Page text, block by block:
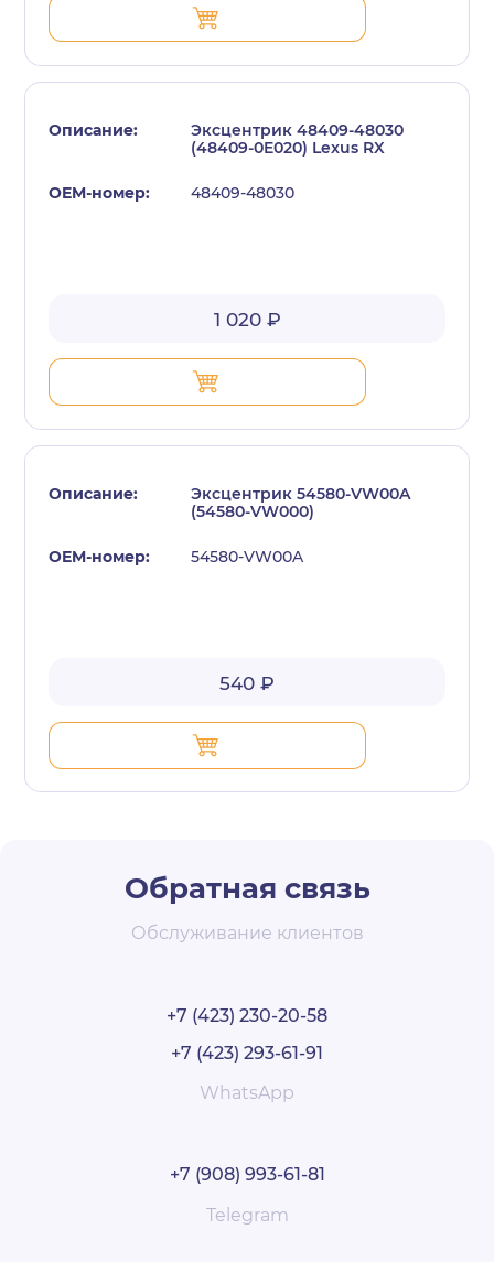
Эксцентрик 48409-48030
(48409-0E020) Lexus RX
48409-48030
1 020 ₽
Эксцентрик 54580-VW00A
(54580-VW000)
54580-VW00A
540 ₽
Обратная связь
Обслуживание клиентов
+7 (423) 230-20-58
+7 (423) 293-61-91
WhatsApp
+7 (908) 993-61-81
Telegram